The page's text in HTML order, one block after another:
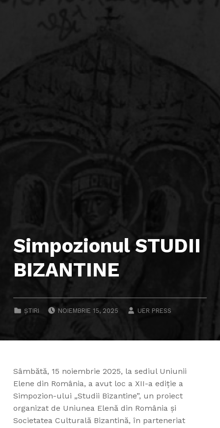
Simpozionul STUDII
BIZANTINE
CATEGORIZED IN:
ȘTIRI NOIEMBRIE 15, 2025 UER PRESS
Sâmbătă, 15 noiembrie 2025, la sediul Uniunii
Elene din România, a avut loc a XII-a ediție a
Simpozion-ului „Studii Bizantine”, un proiect
organizat de Uniunea Elenă din România și
Societatea Culturală Bizantină, în parteneriat